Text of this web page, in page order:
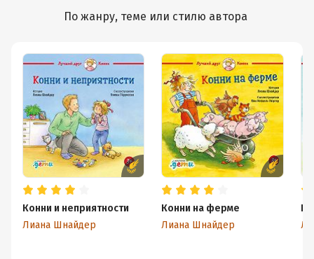
По жанру, теме или стилю автора
Конни и неприятности
Лиана Шнайдер
Конни на ферме
Лиана Шнайдер